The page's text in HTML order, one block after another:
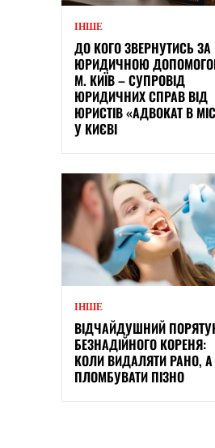
ІНШЕ
ДО КОГО ЗВЕРНУТИСЬ ЗА
ЮРИДИЧНОЮ
М. КИЇВ – СУПРОВІД
ЮРИДИЧНИХ СПРАВ ВІД
ЮРИСТІВ «АДВОКАТ В
У КИЄВІ
ІНШЕ
ВІДЧАЙДУШНИЙ
БЕЗНАДІЙНОГО КОРЕНЯ:
КОЛИ ВИДАЛЯТИ РАНО, А
ПЛОМБУВАТИ ПІЗНО